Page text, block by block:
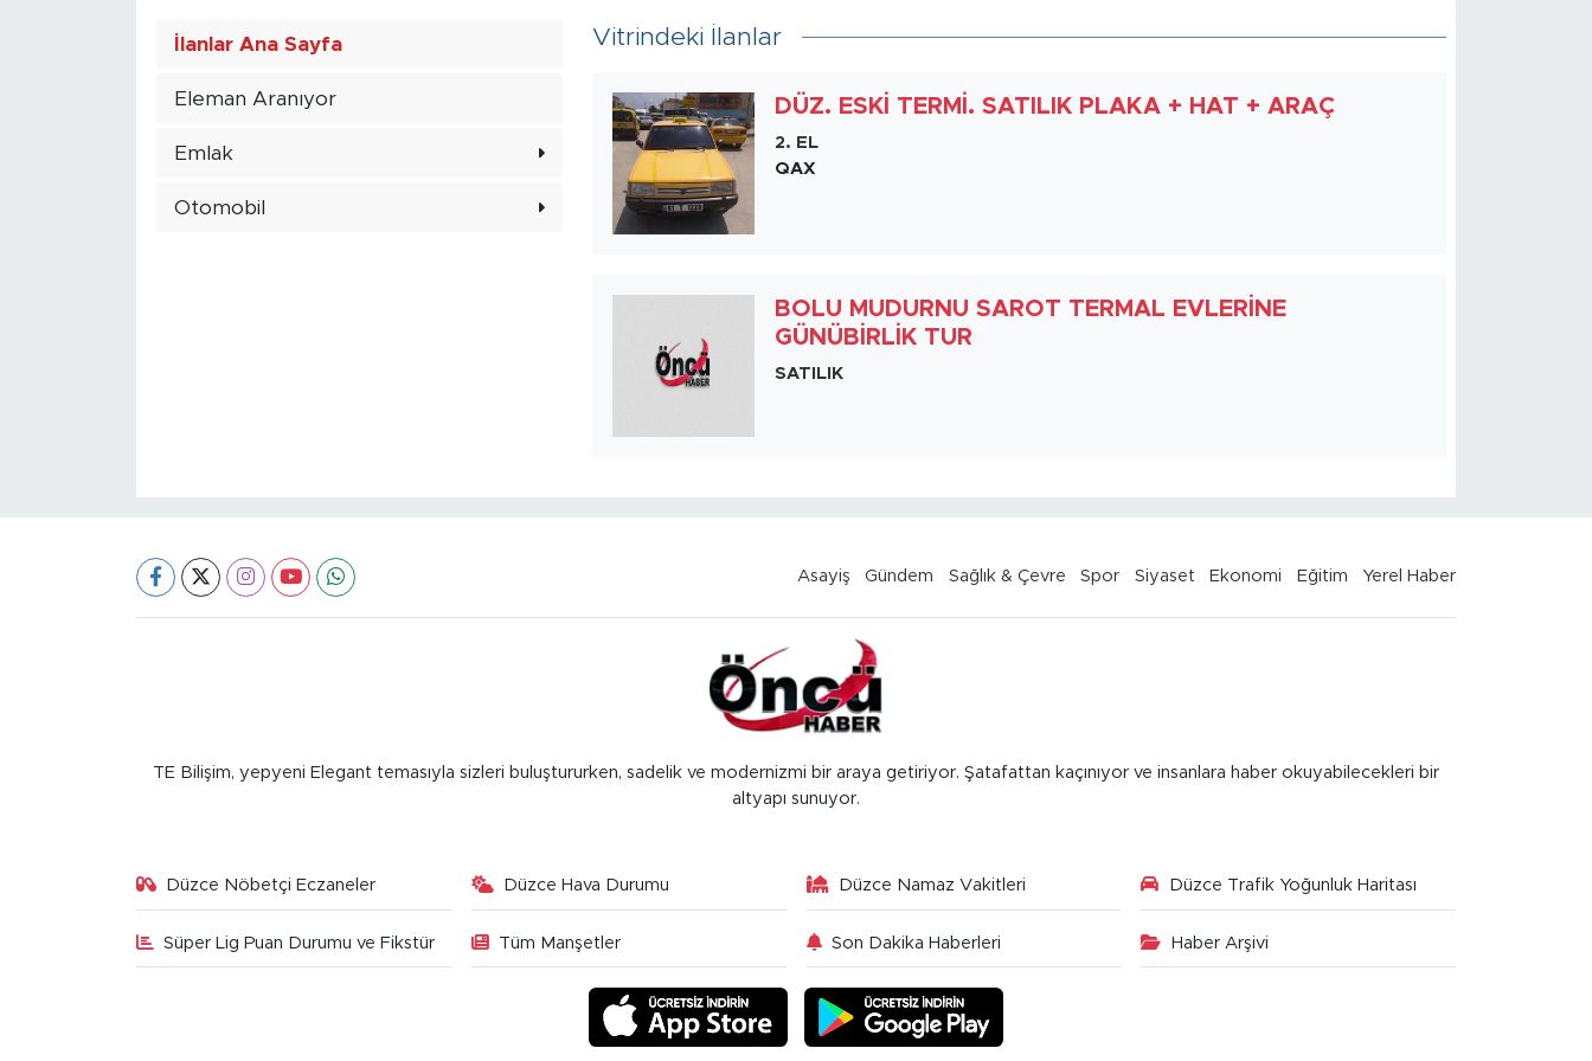
İlanlar Ana Sayfa
Eleman Aranıyor
Emlak
Otomobil
Vitrindeki İlanlar
DÜZ. ESKİ TERMİ. SATILIK PLAKA + HAT + ARAÇ
2. EL
QAX
BOLU MUDURNU SAROT TERMAL EVLERİNE
GÜNÜBİRLİK TUR
SATILIK
Asayiş Gündem Sağlık & Çevre Spor Siyaset Ekonomi Eğitim Yerel Haber
TE Bilişim, yepyeni Elegant temasıyla sizleri buluştururken, sadelik ve modernizmi bir araya getiriyor. Şatafattan kaçınıyor ve insanlara haber okuyabilecekleri bir
altyapı sunuyor.
Düzce Nöbetçi Eczaneler Düzce Hava Durumu Düzce Namaz Vakitleri Düzce Trafik Yoğunluk Haritası
Süper Lig Puan Durumu ve Fikstür Tüm Manşetler Son Dakika Haberleri Haber Arşivi